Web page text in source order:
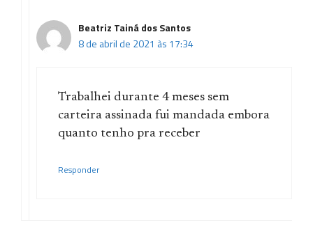
Beatriz Tainá dos Santos
8 de abril de 2021 às 17:34
Trabalhei durante 4 meses sem
carteira assinada fui mandada embora
quanto tenho pra receber
Responder